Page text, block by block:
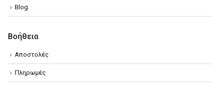
Blog
Βοήθεια
Αποστολές
Πληρωμές